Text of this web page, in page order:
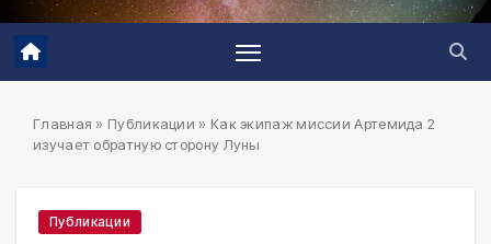
Главная » Публикации » Как экипаж миссии Артемида 2
изучает обратную сторону Луны
Публикации